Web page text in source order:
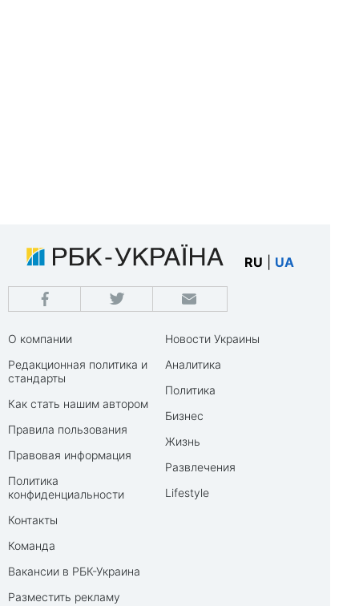
RU UA
О компании
Редакционная политика и
стандарты
Как стать нашим автором
Правила пользования
Правовая информация
Политика
конфиденциальности
Контакты
Команда
Вакансии в РБК-Украина
Разместить рекламу
Новости Украины
Аналитика
Политика
Бизнес
Жизнь
Развлечения
Lifestyle